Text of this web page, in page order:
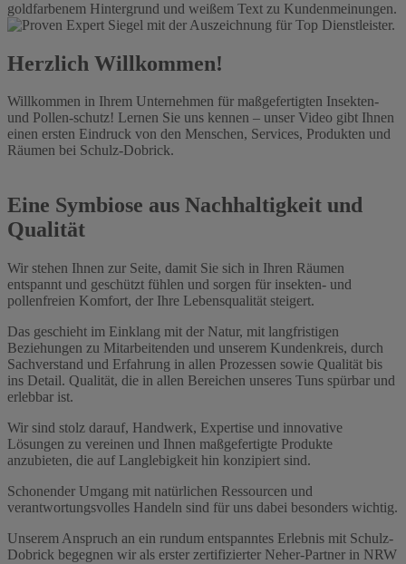
Herzlich Willkommen!
Willkommen in Ihrem Unternehmen für maßgefertigten Insekten-
und Pollen-schutz! Lernen Sie uns kennen – unser Video gibt Ihnen
einen ersten Eindruck von den Menschen, Services, Produkten und
Räumen bei Schulz-Dobrick.
Eine Symbiose aus Nachhaltigkeit und
Qualität
Wir stehen Ihnen zur Seite, damit Sie sich in Ihren Räumen
entspannt und geschützt fühlen und sorgen für insekten- und
pollenfreien Komfort, der Ihre Lebensqualität steigert.
Das geschieht im Einklang mit der Natur, mit langfristigen
Beziehungen zu Mitarbeitenden und unserem Kundenkreis, durch
Sachverstand und Erfahrung in allen Prozessen sowie Qualität bis
ins Detail. Qualität, die in allen Bereichen unseres Tuns spürbar und
erlebbar ist.
Wir sind stolz darauf, Handwerk, Expertise und innovative
Lösungen zu vereinen und Ihnen maßgefertigte Produkte
anzubieten, die auf Langlebigkeit hin konzipiert sind.
Schonender Umgang mit natürlichen Ressourcen und
verantwortungsvolles Handeln sind für uns dabei besonders wichtig.
Unserem Anspruch an ein rundum entspanntes Erlebnis mit Schulz-
Dobrick begegnen wir als erster zertifizierter Neher-Partner in NRW